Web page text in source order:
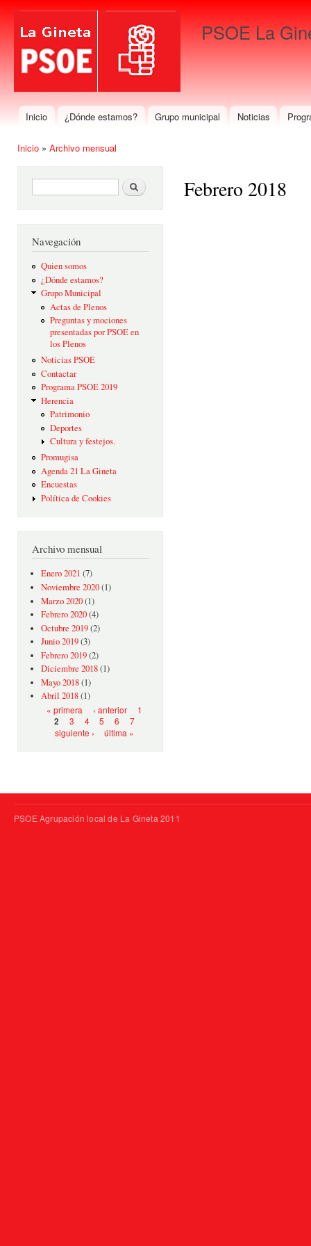
PSOE La
Menú principal
Inicio ¿Dónde estamos? Grupo municipal Noticias
Inicio » Archivo mensual
Formulario de búsquedaBuscar
Navegación
Quien somos
¿Dónde estamos?
Grupo Municipal
Actas de Plenos
Preguntas y mociones
presentadas por PSOE en
los Plenos
Noticias PSOE
Contactar
Programa PSOE 2019
Herencia
Patrimonio
Deportes
Cultura y festejos.
Promugisa
Agenda 21 La Gineta
Encuestas
Política de Cookies
Archivo mensual
Enero 2021 (7)
Noviembre 2020(1)
Marzo 2020(1)
Febrero 2020(4)
Octubre 2019(2)
Junio 2019(3)
Febrero 2019(2)
Diciembre 2018(1)
Mayo 2018(1)
Abril 2018(1)
Páginas
« primera ‹ anterior
1
2
3 4 5 6
7
siguiente ›
última »
Febrero 2018
PSOE Agrupación local de La Gineta 2011